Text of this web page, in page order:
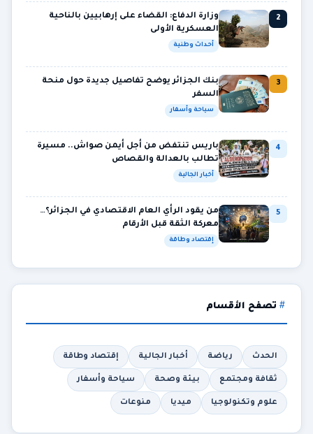
2
وزارة الدفاع: القضاء على إرهابيين بالناحية
العسكرية الأولى
أحداث وطنية
3
بنك الجزائر يوضح تفاصيل جديدة حول منحة
السفر
سياحة وأسفار
4
باريس تنتفض من أجل أيمن صواش.. مسيرة
تطالب بالعدالة والقصاص
أخبار الجالية
5
من يقود الرأي العام الاقتصادي في الجزائر؟…
معركة الثقة قبل الأرقام
إقتصاد وطاقة
تصفح الأقسام
الحدث رياضة أخبار الجالية إقتصاد وطاقة
ثقافة ومجتمع بيئة وصحة سياحة وأسفار
علوم وتكنولوجيا ميديا منوعات